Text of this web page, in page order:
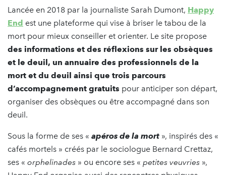
Lancée en 2018 par la journaliste Sarah Dumont, Happy
End est une plateforme qui vise à briser le tabou de la
mort pour mieux conseiller et orienter. Le site propose
des informations et des réflexions sur les obsèques
et le deuil, un annuaire des professionnels de la
mort et du deuil ainsi que trois parcours
d’accompagnement gratuits pour anticiper son départ,
organiser des obsèques ou être accompagné dans son
deuil.
Sous la forme de ses « apéros de la mort », inspirés des «
cafés mortels » créés par le sociologue Bernard Crettaz,
ses « orphelinades » ou encore ses « petites veuvries »,